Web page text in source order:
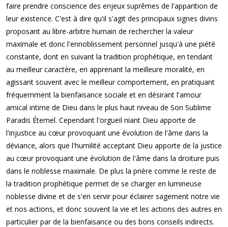
faire prendre conscience des enjeux suprêmes de l'apparition de
leur existence. C'est à dire qu'il s'agit des principaux signes divins
proposant au libre-arbitre humain de rechercher la valeur
maximale et donc l'ennoblissement personnel jusqu'à une piété
constante, dont en suivant la tradition prophétique, en tendant
au meilleur caractère, en apprenant la meilleure moralité, en
agissant souvent avec le meilleur comportement, en pratiquant
fréquemment la bienfaisance sociale et en désirant l'amour
amical intime de Dieu dans le plus haut niveau de Son Sublime
Paradis Éternel. Cependant l'orgueil niant Dieu apporte de
l'injustice au cœur provoquant une évolution de l'âme dans la
déviance, alors que l'humilité acceptant Dieu apporte de la justice
au cœur provoquant une évolution de l'âme dans la droiture puis
dans le noblesse maximale. De plus la prière comme le reste de
la tradition prophétique permet de se charger en lumineuse
noblesse divine et de s'en servir pour éclairer sagement notre vie
et nos actions, et donc souvent la vie et les actions des autres en
particulier par de la bienfaisance ou des bons conseils indirects.